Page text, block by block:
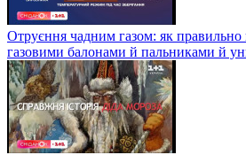
Отруєння чадним газом: як правильно
газовими балонами й пальниками й